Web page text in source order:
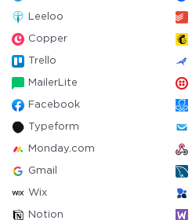
Leeloo
Copper
Trello
MailerLite
Facebook
Typeform
Monday.com
Gmail
Wix
Notion